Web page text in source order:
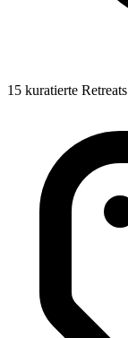
15 kuratierte Retreats